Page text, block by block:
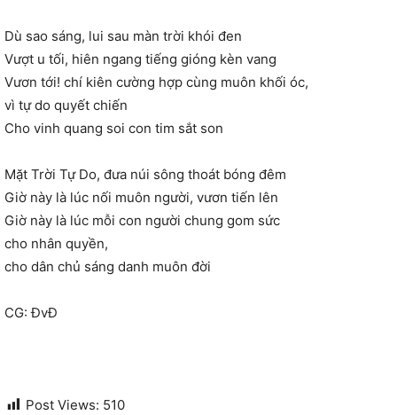
Dù sao sáng, lui sau màn trời khói đen
Vượt u tối, hiên ngang tiếng gióng kèn vang
Vươn tới! chí kiên cường hợp cùng muôn khối óc,
vì tự do quyết chiến
Cho vinh quang soi con tim sắt son
Mặt Trời Tự Do, đưa núi sông thoát bóng đêm
Giờ này là lúc nối muôn người, vươn tiến lên
Giờ này là lúc mỗi con người chung gom sức
cho nhân quyền,
cho dân chủ sáng danh muôn đời
CG: ĐvĐ
Post Views: 510